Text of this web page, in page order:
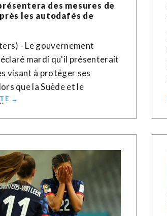
des mesures de
les autodafés de
- Le gouvernement
mardi qu'il présenterait
visant à protéger ses
que la Suède et le
→